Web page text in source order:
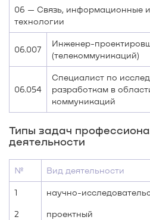
06 — Связь, информационные
технологии
06.007
Инженер-
(телекоммуникаций)
06.054
Специалист по
разработкам в
коммуникаций
Типы задач
деятельности
№ Вид деятельности
1 научно-
2 проектный